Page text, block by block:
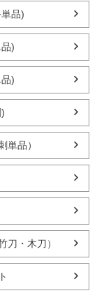
品)
)
)
単品）
刀・木刀）